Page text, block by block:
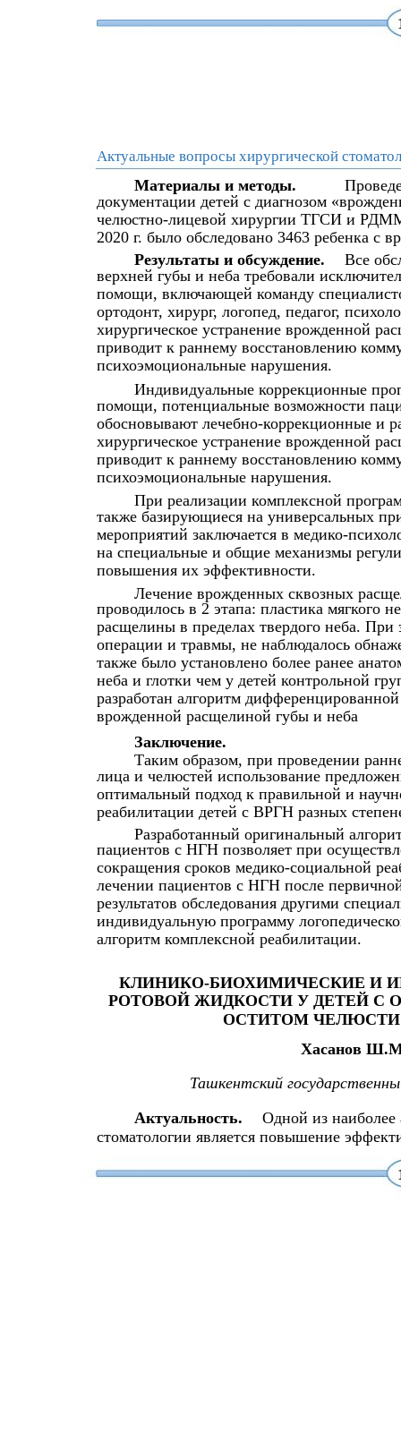
Актуальные вопросы хирургической
Материалы и методы.
документации детей с диагнозом
челюстно-лицевой хирургии ТГСИ и
2020 г. было обследовано 3463 ребенка с
Результаты и обсуждение.
Все
верхней губы и неба требовали
помощи, включающей команду
ортодонт, хирург, логопед, педагог,
хирургическое устранение врожденной
приводит к раннему восстановлению
психоэмоциональные нарушения.
Индивидуальные коррекционные
помощи, потенциальные возможности
обосновывают лечебно-коррекционные и
хирургическое устранение врожденной
приводит к раннему восстановлению
психоэмоциональные нарушения.
При реализации комплексной
также базирующиеся на универсальных
мероприятий заключается в медико-
на специальные и общие механизмы
повышения их эффективности.
Лечение врожденных сквозных
проводилось в 2 этапа: пластика мягкого
расщелины в пределах твердого неба.
операции и травмы, не наблюдалось
также было установлено более ранее
неба и глотки чем у детей контрольной
разработан алгоритм
врожденной расщелиной губы и неба
Заключение.
Таким образом, при проведении
лица и челюстей использование
оптимальный подход к правильной и
реабилитации детей с ВРГН разных
Разработанный оригинальный
пациентов с НГН позволяет при
сокращения сроков медико-социальной
лечении пациентов с НГН после
результатов обследования другими
индивидуальную программу
алгоритм комплексной реабилитации.
КЛИНИКО-БИОХИМИЧЕСКИЕ И
РОТОВОЙ ЖИДКОСТИ У ДЕТЕЙ
ОСТИТОМ ЧЕЛЮСТИ
Хасанов
Ташкентский
Актуальность.
Одной из наиболее
стоматологии является повышение